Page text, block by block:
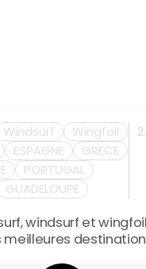
Windsurf
Wingfoil
ESPAGNE
GRECE
PORTUGAL
GUADELOUPE
windsurf et
meilleures